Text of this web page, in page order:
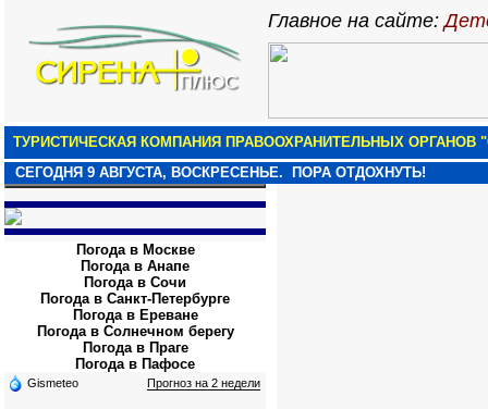
Главное на сайте:
ТУРИСТИЧЕСКАЯ КОМПАНИЯ ПРАВООХРАНИТЕЛЬНЫХ ОРГАНОВ
СЕГОДНЯ 9 АВГУСТА, ВОСКРЕСЕНЬЕ. ПОРА ОТДОХНУТЬ!
Погода в Москве
Погода в Анапе
Погода в Сочи
Погода в Санкт-Петербурге
Погода в Ереване
Погода в Солнечном берегу
Погода в Праге
Погода в Пафосе
Gismeteo Прогноз на 2 недели